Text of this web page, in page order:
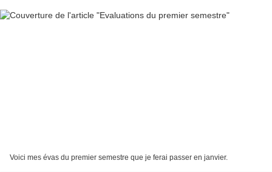
Voici mes évas du premier semestre que je ferai passer en janvier.